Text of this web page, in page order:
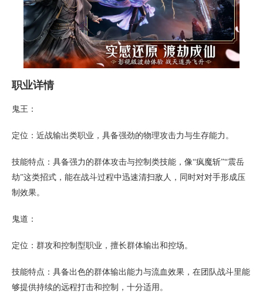
职业详情
鬼王：
定位：近战输出类职业，具备强劲的物理攻击力与生存能力。
技能特点：具备强力的群体攻击与控制类技能，像“疯魔斩”“震岳
劫”这类招式，能在战斗过程中迅速清扫敌人，同时对对手形成压
制效果。
鬼道：
定位：群攻和控制型职业，擅长群体输出和控场。
技能特点：具备出色的群体输出能力与流血效果，在团队战斗里能
够提供持续的远程打击和控制，十分适用。